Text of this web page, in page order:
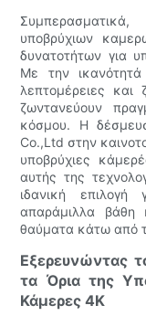
υποβρύχιων
δυνατοτήτων για
Με την ικανότητά
λεπτομέρειες
ζωντανεύουν
κόσμου. Η
Co.,Ltd στην
υποβρύχιες
αυτής της
ιδανική
απαράμιλλα βάθη
θαύματα κάτω από
Εξερευνώντας
τα Όρια της
Κάμερες 4K